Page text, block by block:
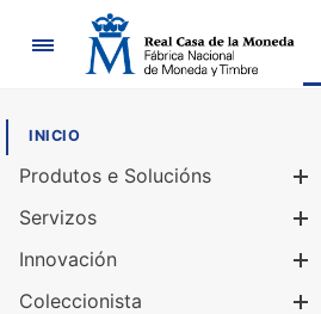
Navegación
INICIO
Produtos e Solucións
Servizos
Innovación
Coleccionista